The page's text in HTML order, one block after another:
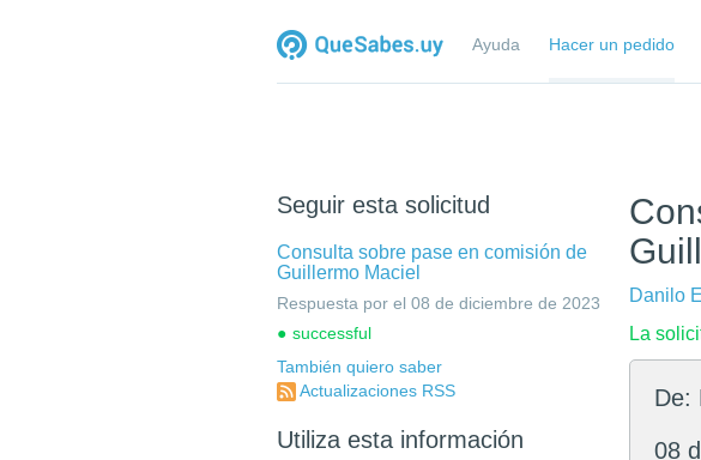
Ayuda Hacer un pedido
Danilo
La
De:
08
Seguir esta solicitud
Consulta sobre pase en comisión de
Guillermo Maciel
Respuesta por el 08 de diciembre de 2023
successful
También quiero saber
Actualizaciones RSS
Utiliza esta información